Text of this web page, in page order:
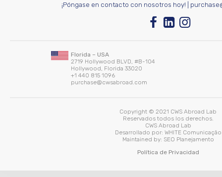
¡Póngase en contacto con nosotros hoy!
Copyright © 2021 CWS Abroad Lab
Reservados todos los derechos.
CWS Abroad Lab
Desarrollado por: WHITE Comunicação
Maintained by: SEO Planejamento
Política de Privacidad
Florida – USA
2719 Hollywood BLVD, #B-104
Hollywood, Florida 33020
+1 440 815 1096
purchase@cwsabroad.com